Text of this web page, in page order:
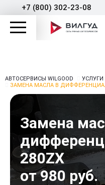
+7 (800) 302-23-08
АВТОСЕРВИСЫ WILGOOD
УСЛУГИ
ЗАМЕНА МАСЛА В
Замена
280ZX
от 980 руб.